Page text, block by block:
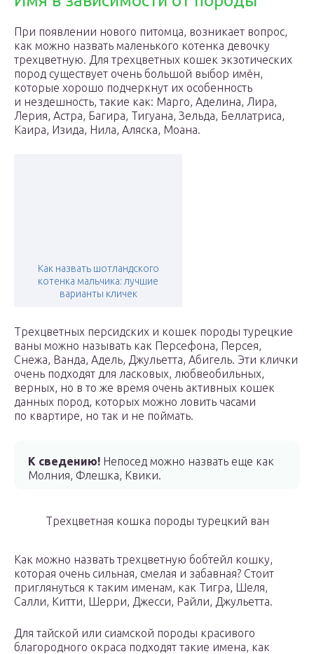
При появлении нового питомца, возникает вопрос,
как можно назвать маленького котенка девочку
трехцветную. Для трехцветных кошек экзотических
пород существует очень большой выбор имён,
которые хорошо подчеркнут их особенность
и нездешность, такие как: Марго, Аделина, Лира,
Лерия, Астра, Багира, Тигуана, Зельда, Беллатриса,
Каира, Изида, Нила, Аляска, Моана.
Как назвать шотландского
котенка мальчика: лучшие
варианты кличек
Трехцветных персидских и кошек породы турецкие
ваны можно называть как Персефона, Персея,
Снежа, Ванда, Адель, Джульетта, Абигель. Эти клички
очень подходят для ласковых, любвеобильных,
верных, но в то же время очень активных кошек
данных пород, которых можно ловить часами
по квартире, но так и не поймать.
К сведению! Непосед можно назвать еще как
Молния, Флешка, Квики.
Трехцветная кошка породы турецкий ван
Как можно назвать трехцветную бобтейл кошку,
которая очень сильная, смелая и забавная? Стоит
приглянуться к таким именам, как Тигра, Шеля,
Салли, Китти, Шерри, Джесси, Райли, Джульетта.
Для тайской или сиамской породы красивого
благородного окраса подходят такие имена, как